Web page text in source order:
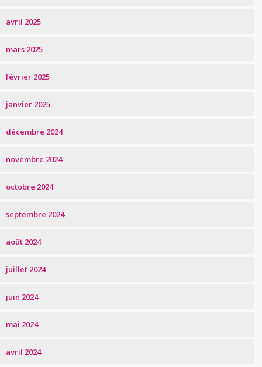
avril 2025
mars 2025
février 2025
janvier 2025
décembre 2024
novembre 2024
octobre 2024
septembre 2024
août 2024
juillet 2024
juin 2024
mai 2024
avril 2024